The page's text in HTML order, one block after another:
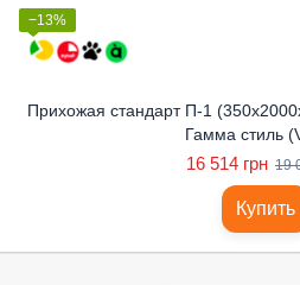
−13%
Прихожая стандарт П-1
Гамма стиль
16 514 грн 19
Купить